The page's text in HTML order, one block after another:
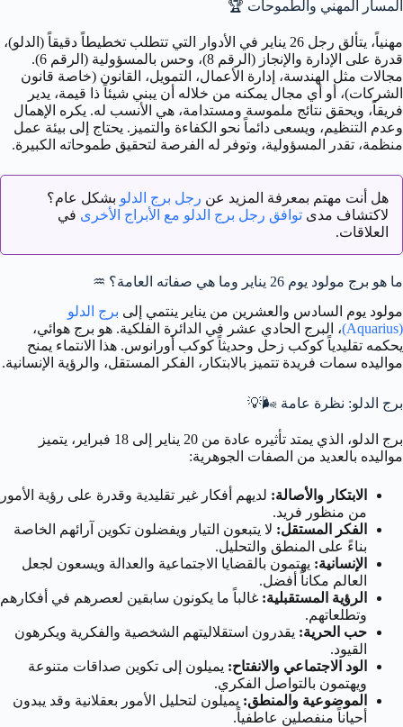
المسار المهني والطموحات 🏆
مهنياً، يتألق رجل 26 يناير في الأدوار التي تتطلب تخطيطاً دقيقاً (الدلو)،
قدرة على الإدارة والإنجاز (الرقم 8)، وحس بالمسؤولية (الرقم 6).
مجالات مثل الهندسة، إدارة الأعمال، التمويل، القانون (خاصة قانون
الشركات)، أو أي مجال يمكنه من خلاله أن يبني شيئاً ذا قيمة، يدير
فريقاً، ويحقق نتائج ملموسة ومستدامة، هي الأنسب له. يكره الإهمال
وعدم التنظيم، ويسعى دائماً نحو الكفاءة والتميز. يحتاج إلى بيئة عمل
منظمة، تقدر المسؤولية، وتوفر له الفرصة لتحقيق طموحاته الكبيرة.
هل أنت مهتم بمعرفة المزيد عن رجل برج الدلو بشكل عام؟
لاكتشاف مدى توافق رجل برج الدلو مع الأبراج الأخرى في
العلاقات.
ما هو برج مولود يوم 26 يناير وما هي صفاته العامة؟
♒️
مولود يوم السادس والعشرين من يناير ينتمي إلى برج الدلو
(Aquarius)
، البرج الحادي عشر في الدائرة الفلكية. هو برج هوائي،
يحكمه تقليدياً كوكب زحل وحديثاً كوكب أورانوس. هذا الانتماء يمنح
مواليده سمات فريدة تتميز بالابتكار، الفكر المستقل، والرؤية الإنسانية.
برج الدلو: نظرة عامة 🌬️💡
برج الدلو، الذي يمتد تأثيره عادة من 20 يناير إلى 18 فبراير، يتميز
مواليده بالعديد من الصفات الجوهرية:
الابتكار والأصالة: لديهم أفكار غير تقليدية وقدرة على رؤية الأمور
من منظور فريد.
الفكر المستقل: لا يتبعون التيار ويفضلون تكوين آرائهم الخاصة
بناءً على المنطق والتحليل.
الإنسانية: يهتمون بالقضايا الاجتماعية والعدالة ويسعون لجعل
العالم مكاناً أفضل.
الرؤية المستقبلية: غالباً ما يكونون سابقين لعصرهم في أفكارهم
وتطلعاتهم.
حب الحرية: يقدرون استقلاليتهم الشخصية والفكرية ويكرهون
القيود.
الود الاجتماعي والانفتاح: يميلون إلى تكوين صداقات متنوعة
ويهتمون بالتواصل الفكري.
الموضوعية والمنطق: يميلون لتحليل الأمور بعقلانية وقد يبدون
أحياناً منفصلين عاطفياً.